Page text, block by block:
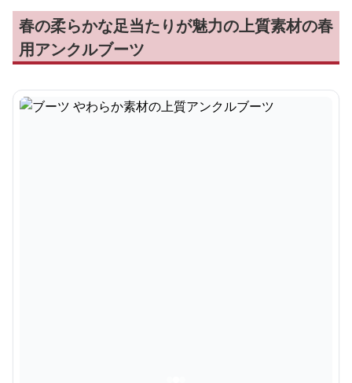
春の柔らかな足当たりが魅力の上質素材の春
用アンクルブーツ